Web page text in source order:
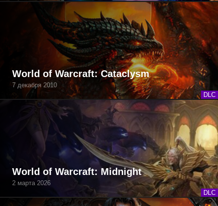
DLC
World of Warcraft: Cataclysm
7 декабря 2010
DLC
World of Warcraft: Midnight
2 марта 2026